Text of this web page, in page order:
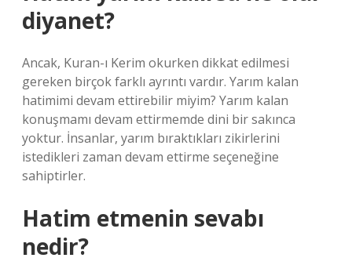
diyanet?
Ancak, Kuran-ı Kerim okurken dikkat edilmesi
gereken birçok farklı ayrıntı vardır. Yarım kalan
hatimimi devam ettirebilir miyim? Yarım kalan
konuşmamı devam ettirmemde dini bir sakınca
yoktur. İnsanlar, yarım bıraktıkları zikirlerini
istedikleri zaman devam ettirme seçeneğine
sahiptirler.
Hatim etmenin sevabı
nedir?